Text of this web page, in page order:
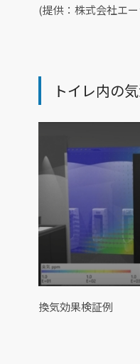
(提供：株式会社エ
トイレ内の
換気効果検証例